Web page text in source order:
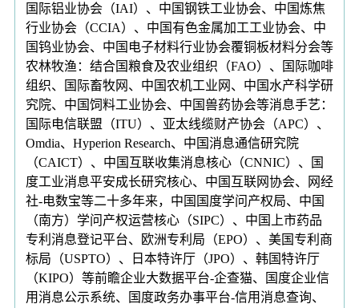
国际铝业协会（IAI）、中国钢铁工业协会、中国炼焦
行业协会（CCIA）、中国有色金属加工工业协会、中
国钨业协会、中国电子材料行业协会覆铜板材料分会等
农林牧渔：结合国粮食及农业组织（FAO）、国际咖啡
组织、国际畜牧网、中国农机工业网、中国水产科学研
究院、中国饲料工业协会、中国兽药协会等消息手艺：
国际电信联盟（ITU）、亚太线缆财产协会（APC）、
Omdia、Hyperion Research、中国消息通信研究院
（CAICT）、中国互联收集消息核心（CNNIC）、国
度工业消息平安成长研究核心、中国互联网协会、网经
社-电数宝等二十多年来，中国国度学问产权局、中国
（南方）学问产权运营核心（SIPC）、中国上市药品
专利消息登记平台、欧洲专利局（EPO）、美国专利商
标局（USPTO）、日本特许厅（JPO）、韩国特许厅
（KIPO）等前瞻企业大数据平台-企查猫、国度企业信
用消息公示系统、国度政务办事平台-信用消息查询、